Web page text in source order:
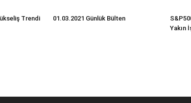
Trendi
01.03.2021 Günlük Bülten
Yakın